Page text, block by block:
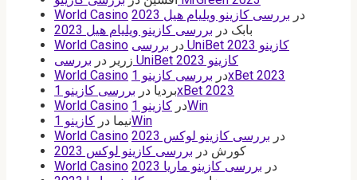
World Casino
در بررسی کازینو ویلیام هیل 2023
بابک در بررسی کازینو ویلیام هیل 2023
World Casino
در
بررسی UniBet کازینو 2023
زریر در
بررسی UniBet کازینو 2023
World Casino
دربررسی کازینو 1xBet 2023
بردیا در
بررسی کازینو 1xBet 2023
World Casino
درکازینو 1Win
نیما در
کازینو 1Win
World Casino
در بررسی کازینو لوکس 2023
کورش در بررسی کازینو لوکس 2023
World Casino
در بررسی کازینو ماریا 2023